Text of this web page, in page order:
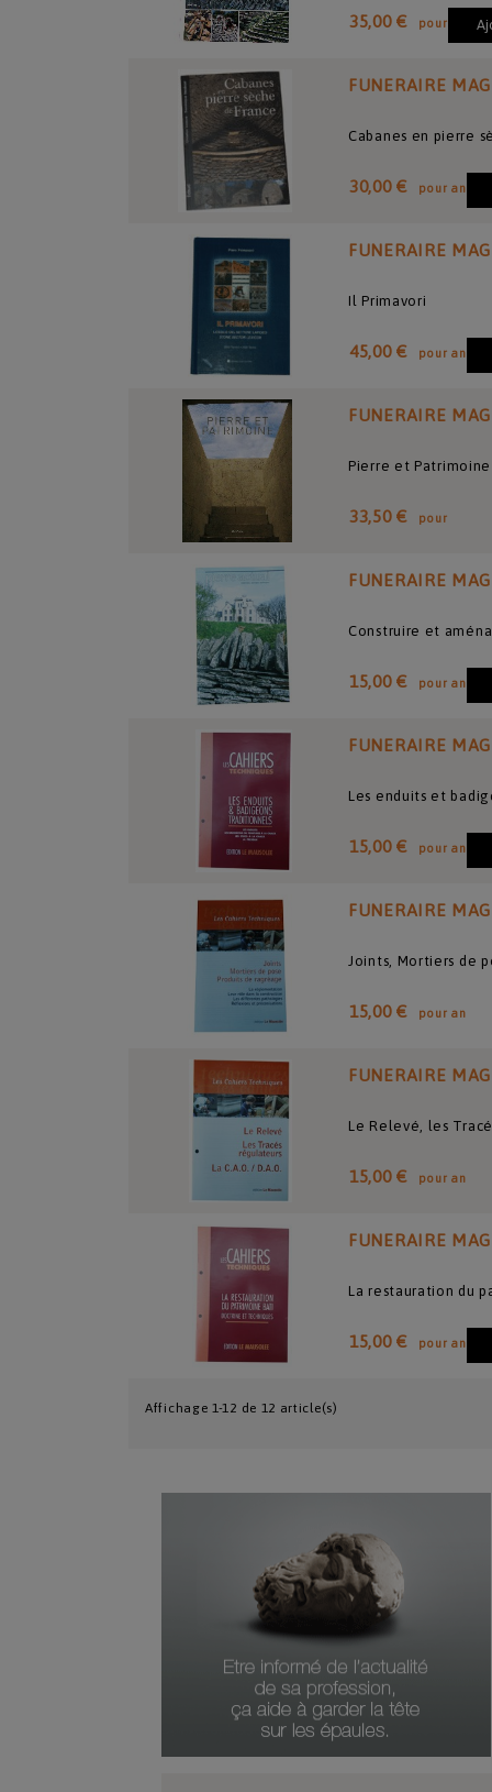
35,00 € pour
FUNERAIRE
Cabanes en pierre
30,00 € pour an
FUNERAIRE
Il Primavori
45,00 € pour an
FUNERAIRE MAG
Pierre et
33,50 € pour
FUNERAIRE
Construire et
15,00 € pour an
FUNERAIRE
Les enduits et
15,00 € pour an
FUNERAIRE
Joints, Mortiers de
15,00 € pour an
FUNERAIRE
Le Relevé, les
15,00 € pour an
FUNERAIRE
La restauration du
15,00 € pour an
Affichage 1-12 de 12 article(s)